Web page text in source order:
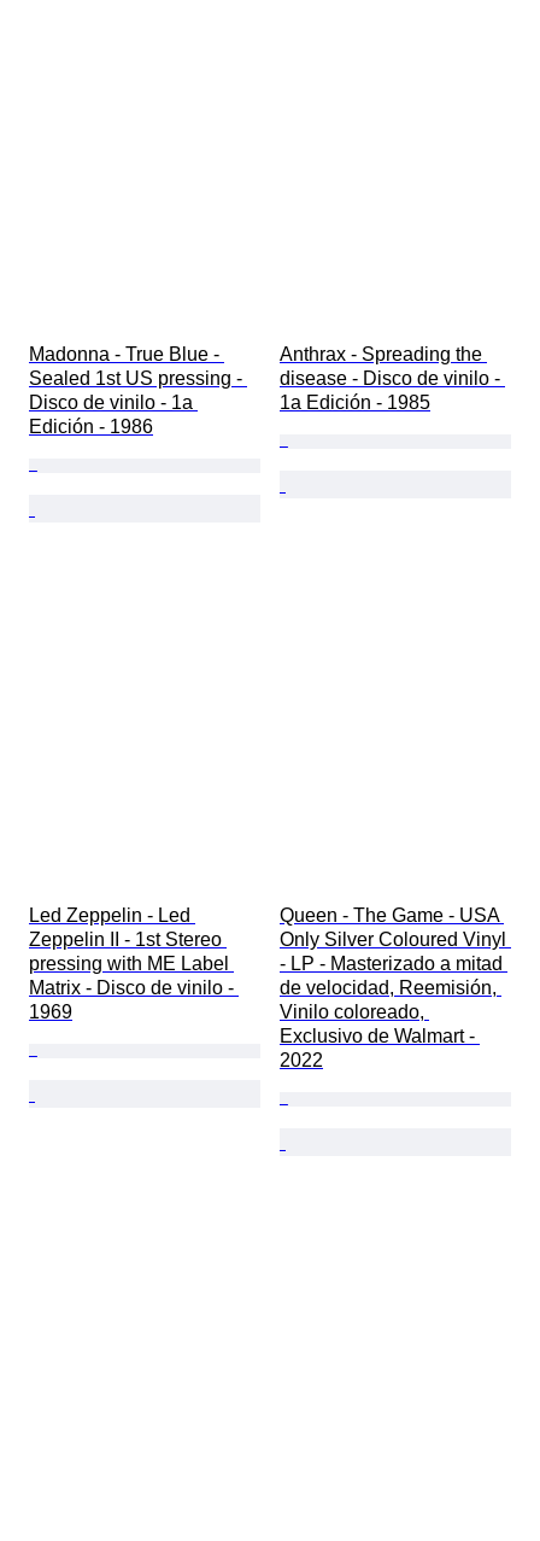
Madonna - True Blue -
Sealed 1st US pressing -
Disco de vinilo - 1a
Edición - 1986
Anthrax - Spreading the
disease - Disco de vinilo -
1a Edición - 1985
Led Zeppelin - Led
Zeppelin II - 1st Stereo
pressing with ME Label
Matrix - Disco de vinilo -
1969
Queen - The Game - USA
Only Silver Coloured Vinyl
- LP - Masterizado a mitad
de velocidad, Reemisión,
Vinilo coloreado,
Exclusivo de Walmart -
2022